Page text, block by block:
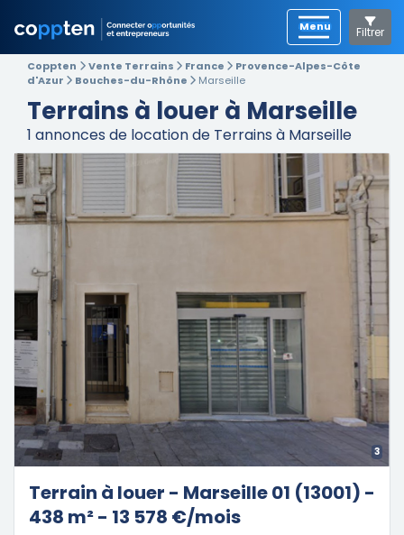
Filtrer
Coppten Vente Terrains France
Provence-Alpes-Côte
d'Azur
Bouches-du-Rhône Marseille
Terrains à louer à Marseille
1 annonces de location de Terrains à Marseille
3
Terrain à louer - Marseille 01 (13001) -
438 m² - 13 578 €/mois